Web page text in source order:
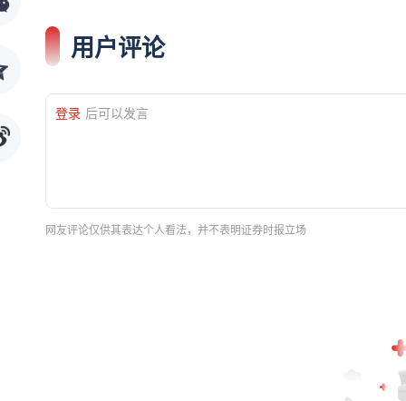
用户评论
登录 后可以发言
网友评论仅供其表达个人看法，并不表明证券时报立场